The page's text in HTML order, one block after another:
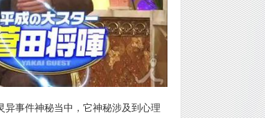
事件神秘当中，它神秘涉及到心理